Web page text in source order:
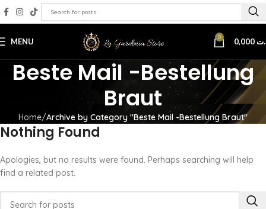
MENU 0
Beste Mail -Bestellung
Braut
Home Archive by Category "Beste Mail -Bestellung Braut"
Nothing Found
Apologies, but no results were found. Perhaps searching will help
find a related post.